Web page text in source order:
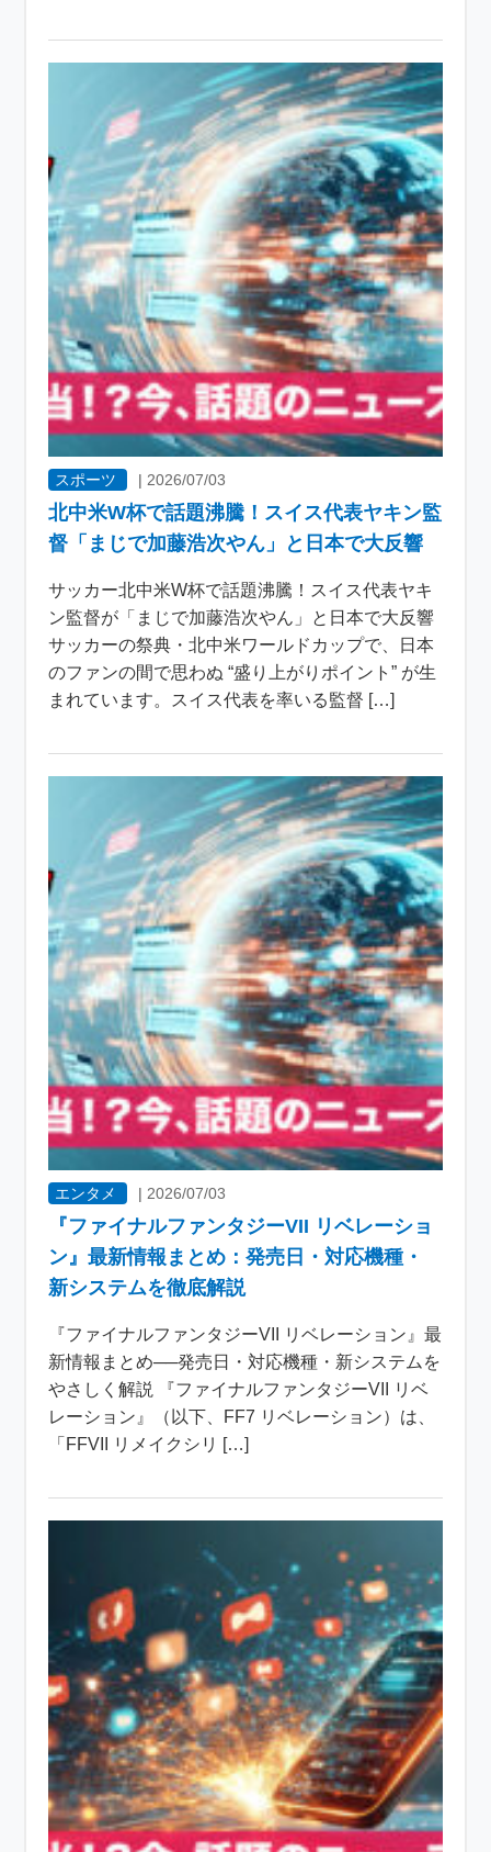
スポーツ |2026/07/03
北中米W杯で話題沸騰！スイス代表ヤキン監
督「まじで加藤浩次やん」と日本で大反響
サッカー北中米W杯で話題沸騰！スイス代表ヤキ
ン監督が「まじで加藤浩次やん」と日本で大反響
サッカーの祭典・北中米ワールドカップで、日本
のファンの間で思わぬ “盛り上がりポイント” が生
まれています。スイス代表を率いる監督 […]
エンタメ |2026/07/03
『ファイナルファンタジーVII リベレーショ
ン』最新情報まとめ：発売日・対応機種・
新システムを徹底解説
『ファイナルファンタジーVII リベレーション』最
新情報まとめ──発売日・対応機種・新システムを
やさしく解説 『ファイナルファンタジーVII リベ
レーション』（以下、FF7 リベレーション）は、
「FFVII リメイクシリ […]